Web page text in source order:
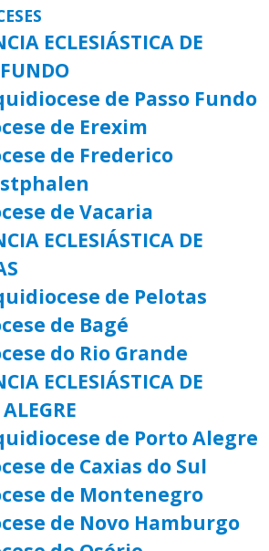
ECLESIÁSTICA DE
de Passo Fundo
de Erexim
de Frederico
de Vacaria
ECLESIÁSTICA DE
de Pelotas
de Bagé
do Rio Grande
ECLESIÁSTICA DE
de Porto Alegre
de Caxias do Sul
de Montenegro
de Novo Hamburgo